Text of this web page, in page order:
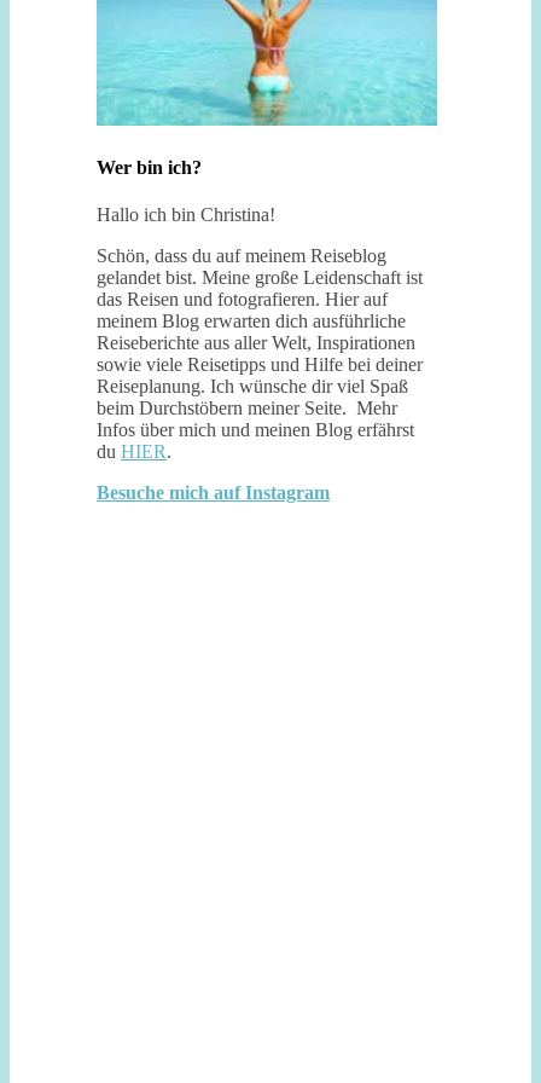
Wer bin ich?
Hallo ich bin Christina!
Schön, dass du auf meinem Reiseblog
gelandet bist. Meine große Leidenschaft ist
das Reisen und fotografieren. Hier auf
meinem Blog erwarten dich ausführliche
Reiseberichte aus aller Welt, Inspirationen
sowie viele Reisetipps und Hilfe bei deiner
Reiseplanung. Ich wünsche dir viel Spaß
beim Durchstöbern meiner Seite. Mehr
Infos über mich und meinen Blog erfährst
du HIER.
Besuche mich auf Instagram